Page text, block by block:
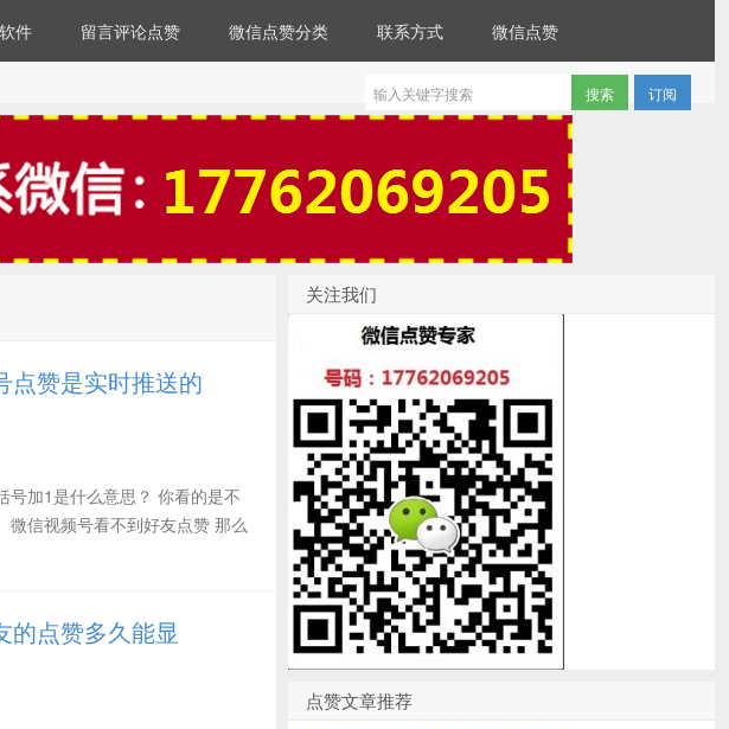
件 留言评论点赞 微信点赞分类 联系方式 微信点赞
订阅
点赞是实时推送的
号加1是什么意思？ 你看的是不
微信视频号看不到好友点赞 那么
的点赞多久能显
关注我们
点赞文章推荐